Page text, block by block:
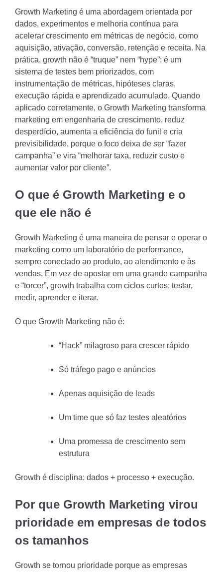
Growth Marketing é uma abordagem orientada por
dados, experimentos e melhoria contínua para
acelerar crescimento em métricas de negócio, como
aquisição, ativação, conversão, retenção e receita. Na
prática, growth não é “truque” nem “hype”: é um
sistema de testes bem priorizados, com
instrumentação de métricas, hipóteses claras,
execução rápida e aprendizado acumulado. Quando
aplicado corretamente, o Growth Marketing transforma
marketing em engenharia de crescimento, reduz
desperdício, aumenta a eficiência do funil e cria
previsibilidade, porque o foco deixa de ser “fazer
campanha” e vira “melhorar taxa, reduzir custo e
aumentar valor por cliente”.
O que é Growth Marketing e o
que ele não é
Growth Marketing é uma maneira de pensar e operar o
marketing como um laboratório de performance,
sempre conectado ao produto, ao atendimento e às
vendas. Em vez de apostar em uma grande campanha
e “torcer”, growth trabalha com ciclos curtos: testar,
medir, aprender e iterar.
O que Growth Marketing não é:
“Hack” milagroso para crescer rápido
Só tráfego pago e anúncios
Apenas aquisição de leads
Um time que só faz testes aleatórios
Uma promessa de crescimento sem
estrutura
Growth é disciplina: dados + processo + execução.
Por que Growth Marketing virou
prioridade em empresas de todos
os tamanhos
Growth se tornou prioridade porque as empresas